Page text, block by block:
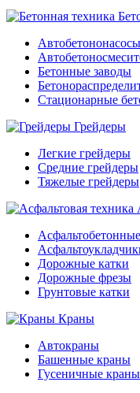
Автобетононасосы
Бетонные заводы
Стационарные
Грейдеры
Легкие грейдеры
Средние грейдеры
Тяжелые грейдеры
Дорожные катки
Дорожные фрезы
Грунтовые катки
Краны
Автокраны
Башенные краны
Гусеничные краны